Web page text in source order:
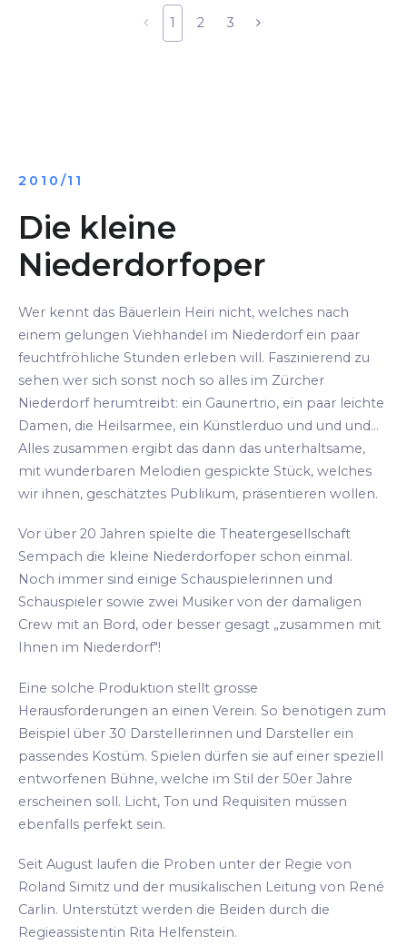
1 2 3
2010/11
Die kleine
Niederdorfoper
Wer kennt das Bäuerlein Heiri nicht, welches nach
einem gelungen Viehhandel im Niederdorf ein paar
feuchtfröhliche Stunden erleben will. Faszinierend zu
sehen wer sich sonst noch so alles im Zürcher
Niederdorf herumtreibt: ein Gaunertrio, ein paar leichte
Damen, die Heilsarmee, ein Künstlerduo und und und...
Alles zusammen ergibt das dann das unterhaltsame,
mit wunderbaren Melodien gespickte Stück, welches
wir ihnen, geschätztes Publikum, präsentieren wollen.
Vor über 20 Jahren spielte die Theatergesellschaft
Sempach die kleine Niederdorfoper schon einmal.
Noch immer sind einige Schauspielerinnen und
Schauspieler sowie zwei Musiker von der damaligen
Crew mit an Bord, oder besser gesagt „zusammen mit
Ihnen im Niederdorf"!
Eine solche Produktion stellt grosse
Herausforderungen an einen Verein. So benötigen zum
Beispiel über 30 Darstellerinnen und Darsteller ein
passendes Kostüm. Spielen dürfen sie auf einer speziell
entworfenen Bühne, welche im Stil der 50er Jahre
erscheinen soll. Licht, Ton und Requisiten müssen
ebenfalls perfekt sein.
Seit August laufen die Proben unter der Regie von
Roland Simitz und der musikalischen Leitung von René
Carlin. Unterstützt werden die Beiden durch die
Regieassistentin Rita Helfenstein.